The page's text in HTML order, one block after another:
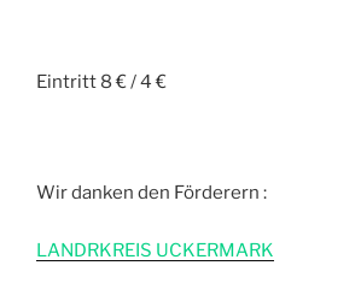
Eintritt 8 € / 4 €
Wir danken den Förderern :
LANDRKREIS UCKERMARK